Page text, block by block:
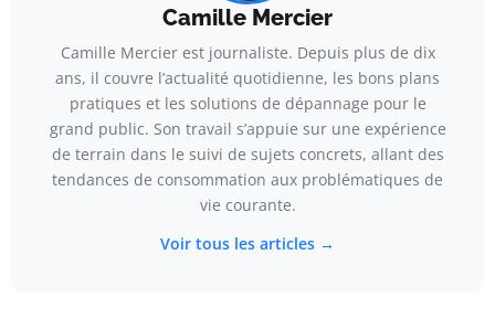
Camille Mercier
Camille Mercier est journaliste. Depuis plus de dix
ans, il couvre l’actualité quotidienne, les bons plans
pratiques et les solutions de dépannage pour le
grand public. Son travail s’appuie sur une expérience
de terrain dans le suivi de sujets concrets, allant des
tendances de consommation aux problématiques de
vie courante.
Voir tous les articles →